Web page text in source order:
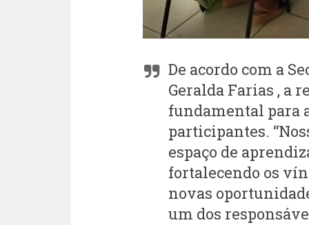
De acordo com a
Geralda Farias , a
fundamental para
participantes.
espaço de
fortalecendo os
novas
um dos